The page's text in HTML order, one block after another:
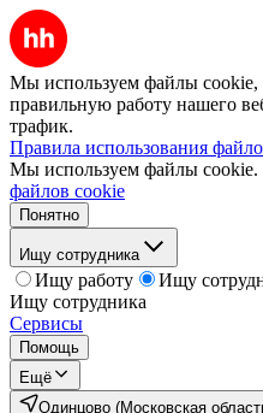
Мы используем файлы cookie,
правильную работу нашего
трафик.
Правила использования
Мы используем файлы cookie.
файлов cookie
Понятно
Ищу сотрудника
Ищу работу
Ищу
Ищу сотрудника
Сервисы
Помощь
Ещё
Одинцово (Московская